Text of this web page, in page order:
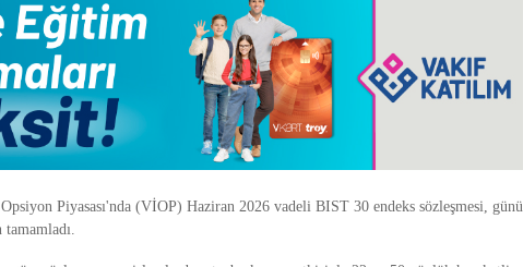
Piyasası'nda (VİOP) Haziran 2026 vadeli BIST 30 endeks sözleşmesi, günü